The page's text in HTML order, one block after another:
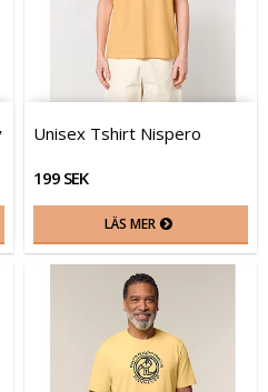
Unisex Tshirt Nispero
199 SEK
LÄS MER